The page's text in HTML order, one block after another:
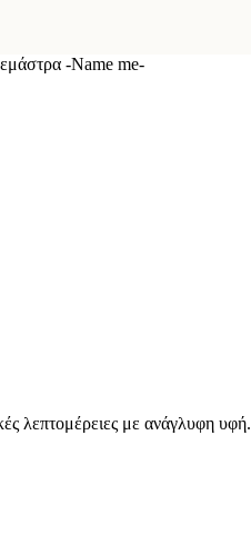
-Name me-
λεπτομέρειες με ανάγλυφη υφή.